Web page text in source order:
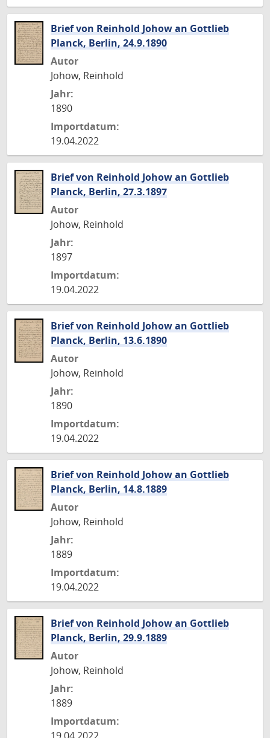
Brief von Reinhold Johow an Gottlieb
Planck, Berlin, 24.9.1890
Autor
Johow, Reinhold
Jahr:
1890
Importdatum:
19.04.2022
Brief von Reinhold Johow an Gottlieb
Planck, Berlin, 27.3.1897
Autor
Johow, Reinhold
Jahr:
1897
Importdatum:
19.04.2022
Brief von Reinhold Johow an Gottlieb
Planck, Berlin, 13.6.1890
Autor
Johow, Reinhold
Jahr:
1890
Importdatum:
19.04.2022
Brief von Reinhold Johow an Gottlieb
Planck, Berlin, 14.8.1889
Autor
Johow, Reinhold
Jahr:
1889
Importdatum:
19.04.2022
Brief von Reinhold Johow an Gottlieb
Planck, Berlin, 29.9.1889
Autor
Johow, Reinhold
Jahr:
1889
Importdatum: